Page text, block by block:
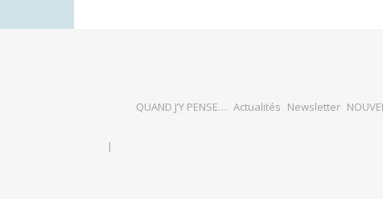
QUAND J’Y PENSE… Actualités Newsletter